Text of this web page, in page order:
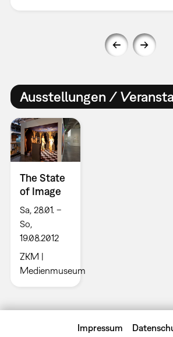
Ausstellungen /
The State
of Image
Sa, 28.01. –
So,
19.08.2012
ZKM |
Medienmuseum
Impressum